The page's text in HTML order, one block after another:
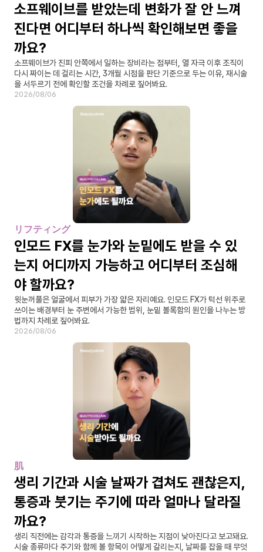
소프웨이브를 받았는데 변화가 잘 안 느껴
진다면 어디부터 하나씩 확인해보면 좋을
까요?
소프웨이브가 진피 안쪽에서 일하는 장비라는 점부터, 열 자극 이후 조직이
다시 짜이는 데 걸리는 시간, 3개월 시점을 판단 기준으로 두는 이유, 재시술
을 서두르기 전에 확인할 조건을 차례로 짚어봐요.
2026/08/06
リフティング
인모드 FX를 눈가와 눈밑에도 받을 수 있
는지 어디까지 가능하고 어디부터 조심해
야 할까요?
윗눈꺼풀은 얼굴에서 피부가 가장 얇은 자리예요. 인모드 FX가 턱선 위주로
쓰이는 배경부터 눈 주변에서 가능한 범위, 눈밑 볼록함의 원인을 나누는 방
법까지 차례로 짚어봐요.
2026/08/06
肌
생리 기간과 시술 날짜가 겹쳐도 괜찮은지,
통증과 붓기는 주기에 따라 얼마나 달라질
까요?
생리 직전에는 감각과 통증을 느끼기 시작하는 지점이 낮아진다고 보고돼요.
시술 종류마다 주기와 함께 볼 항목이 어떻게 갈리는지, 날짜를 잡을 때 무엇